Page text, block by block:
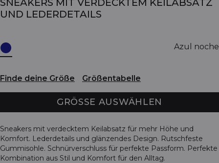
SNEAKERS MIT VERDECKTEM KEILABSATZ
UND LEDERDETAILS
Azul noche
Finde deine Größe Größentabelle
GRÖSSE AUSWÄHLEN
Sneakers mit verdecktem Keilabsatz für mehr Höhe und
Komfort. Lederdetails und glänzendes Design. Rutschfeste
Gummisohle. Schnürverschluss für perfekte Passform. Perfekte
Kombination aus Stil und Komfort für den Alltag.